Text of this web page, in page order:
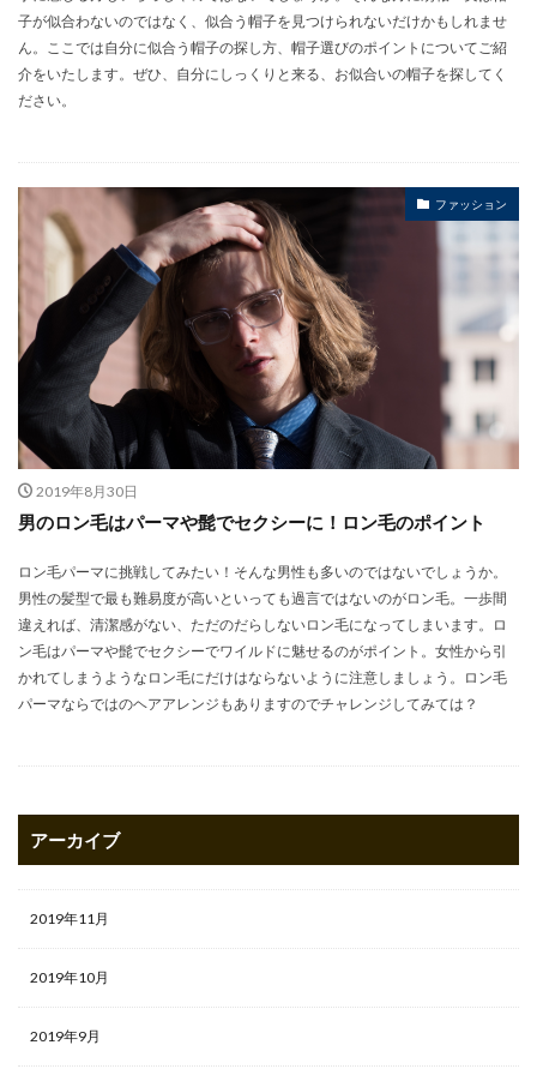
子が似合わないのではなく、似合う帽子を見つけられないだけかもしれませ
ん。ここでは自分に似合う帽子の探し方、帽子選びのポイントについてご紹
介をいたします。ぜひ、自分にしっくりと来る、お似合いの帽子を探してく
ださい。
ファッション
2019年8月30日
男のロン毛はパーマや髭でセクシーに！ロン毛のポイント
ロン毛パーマに挑戦してみたい！そんな男性も多いのではないでしょうか。
男性の髪型で最も難易度が高いといっても過言ではないのがロン毛。一歩間
違えれば、清潔感がない、ただのだらしないロン毛になってしまいます。ロ
ン毛はパーマや髭でセクシーでワイルドに魅せるのがポイント。女性から引
かれてしまうようなロン毛にだけはならないように注意しましょう。ロン毛
パーマならではのヘアアレンジもありますのでチャレンジしてみては？
アーカイブ
2019年11月
2019年10月
2019年9月